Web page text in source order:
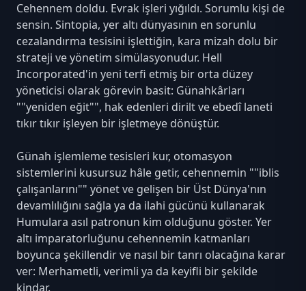
Cehennem doldu. Evrak işleri yığıldı. Sorumlu kişi de
sensin. Sintopia, yer altı dünyasının en sorunlu
cezalandırma tesisini işlettiğin, kara mizah dolu bir
strateji ve yönetim simülasyonudur. Hell
Incorporated'in yeni terfi etmiş bir orta düzey
yöneticisi olarak görevin basit: Günahkârları
""yeniden eğit"", hak edenleri dirilt ve ebedî laneti
tıkır tıkır işleyen bir işletmeye dönüştür.
Günah işlemleme tesisleri kur, otomasyon
sistemlerini kusursuz hâle getir, cehennemin ""iblis
çalışanlarını"" yönet ve gelişen bir Üst Dünya'nın
devamlılığını sağla ya da ilahi gücünü kullanarak
Humulara asıl patronun kim olduğunu göster. Yer
altı imparatorluğunu cehennemin katmanları
boyunca şekillendir ve nasıl bir tanrı olacağına karar
ver: Merhametli, verimli ya da keyifli bir şekilde
kindar.